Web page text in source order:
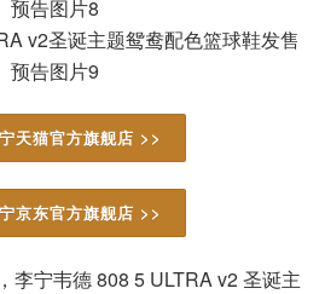
天猫官方旗舰店 >>
京东官方旗舰店 >>
李宁韦德 808 5 ULTRA v2 圣诞主